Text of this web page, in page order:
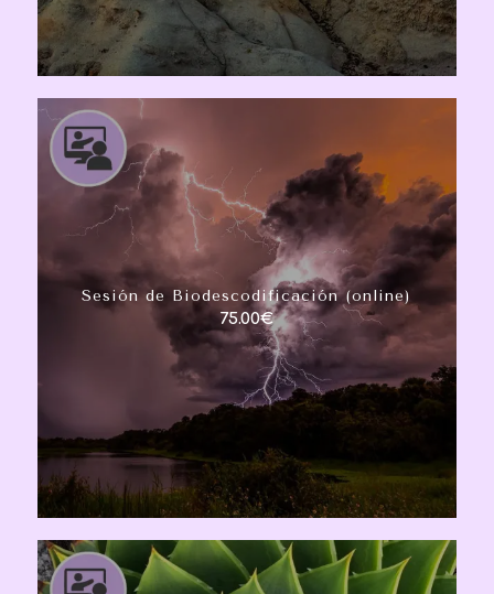
Sesión de Biodescodificación (online)
75.00€